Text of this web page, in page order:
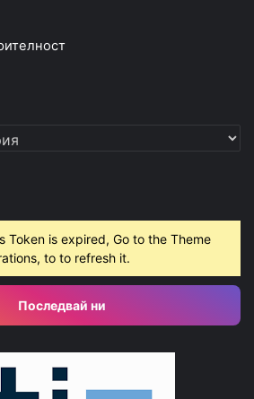
Token is expired, Go to the Theme
to to refresh it.
Последвай ни